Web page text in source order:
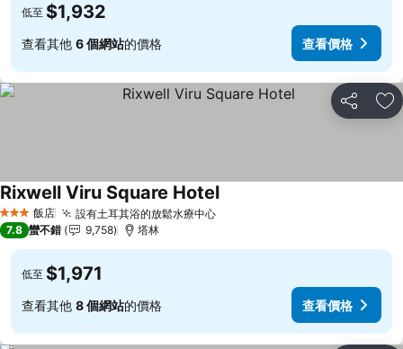
低至 $1,932
查看其他 6 個網站的價格 查看價格
分享 加
3 星級 飯店 設有土耳其浴的放鬆水療中心查看價格
Rixwell Viru Square Hotel查看價格
7.8 蠻不錯 9,758 塔林
低至 $1,971
查看其他 8 個網站的價格 查看價格